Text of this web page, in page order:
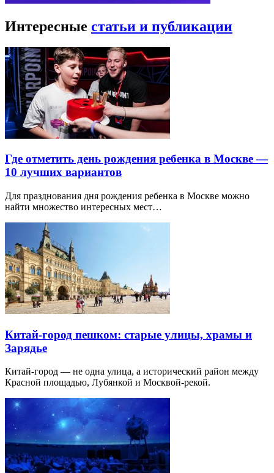
Интересные статьи и публикации
Где отметить день рождения ребенка в Москве —
10 лучших вариантов
Для празднования дня рождения ребенка в Москве можно
найти множество интересных мест…
Китай-город пешком: старые улицы, храмы и
Зарядье
Китай-город — не одна улица, а исторический район между
Красной площадью, Лубянкой и Москвой-рекой.